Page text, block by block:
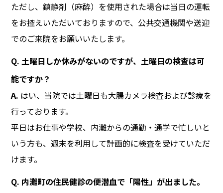
ただし、鎮静剤（麻酔）を使用された場合は当日の運転
をお控えいただいておりますので、公共交通機関や送迎
でのご来院をお願いいたします。
Q. 土曜日しか休みがないのですが、土曜日の検査は可
能ですか？
A. はい、当院では土曜日も大腸カメラ検査および診療を
行っております。
平日はお仕事や学校、内灘からの通勤・通学で忙しいと
いう方も、週末を利用して計画的に検査を受けていただ
けます。
Q. 内灘町の住民健診の便潜血で「陽性」が出ました。